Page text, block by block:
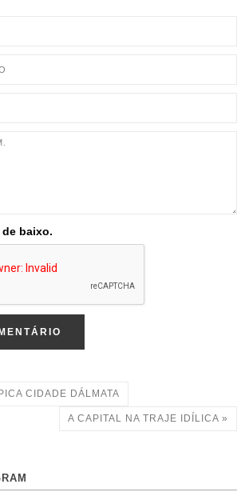
de baixo.
CIDADE DÁLMATA
A CAPITAL NA TRAJE IDÍLICA »